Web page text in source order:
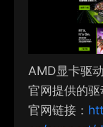
AMD显卡驱
官网提供的驱
官网链接：